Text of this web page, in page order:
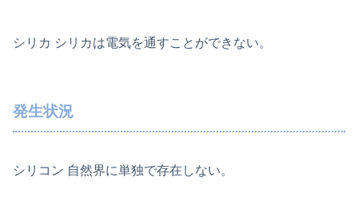
シリカ シリカは電気を通すことができない。
発生状況
シリコン 自然界に単独で存在しない。